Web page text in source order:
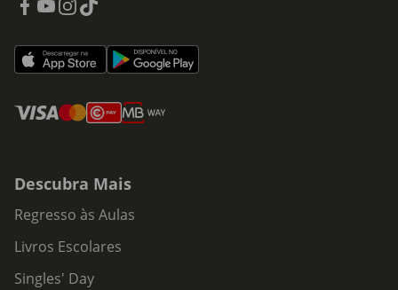
Descubra Mais
Regresso às Aulas
Livros Escolares
Singles' Day